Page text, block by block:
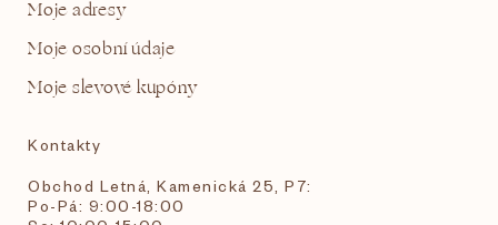
Moje adresy
Moje osobní údaje
Moje slevové kupóny
Kontakty
Obchod Letná, Kamenická 25, P7:
Po-Pá: 9:00-18:00